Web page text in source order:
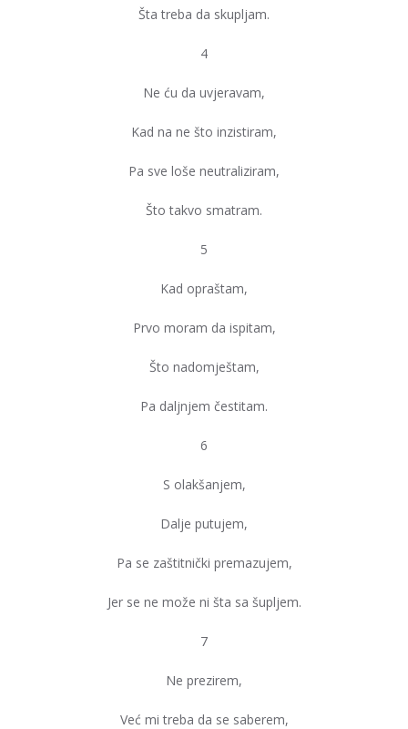
Šta treba da skupljam.
4
Ne ću da uvjeravam,
Kad na ne što inzistiram,
Pa sve loše neutraliziram,
Što takvo smatram.
5
Kad opraštam,
Prvo moram da ispitam,
Što nadomještam,
Pa daljnjem čestitam.
6
S olakšanjem,
Dalje putujem,
Pa se zaštitnički premazujem,
Jer se ne može ni šta sa šupljem.
7
Ne prezirem,
Već mi treba da se saberem,